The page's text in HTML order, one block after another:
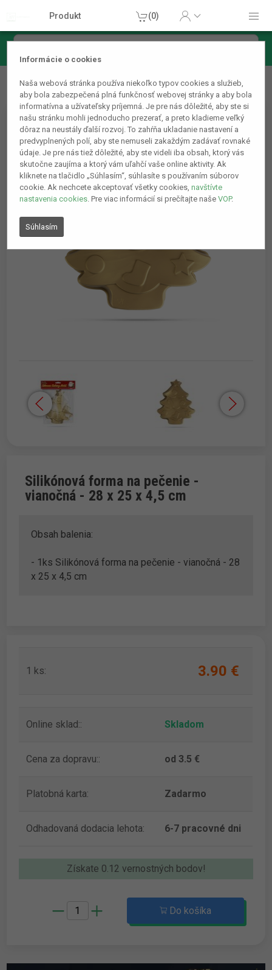
Informácie o cookies
Naša webová stránka používa niekoľko typov cookies a služieb,
aby bola zabezpečená plná funkčnosť webovej stránky a aby bola
informatívna a užívateľsky príjemná. Je pre nás dôležité, aby ste si
našu stránku mohli jednoducho prezerať, a preto kladieme veľký
dôraz na neustály ďalší rozvoj. To zahŕňa ukladanie nastavení a
predvyplnených polí, aby ste nemuseli zakaždým zadávať rovnaké
údaje. Je pre nás tiež dôležité, aby ste videli iba obsah, ktorý vás
skutočne zaujíma a ktorý vám uľahčí vaše online aktivity. Ak
kliknete na tlačidlo „Súhlasím“, súhlasíte s používaním súborov
cookie. Ak nechcete akceptovať všetky cookies,navštívte
nastavenia cookies. Pre viac informácií si prečítajte našeVOP.
Súhlasím
Produkt (0)
forma na pečenie - vianočná - 28 x 25 x 4,5 cm
Silikónová forma na pečenie -
vianočná - 28 x 25 x 4,5 cm
Obsah balenia:
- 1ks Silikónová forma na pečenie - vianočná - 28
x 25 x 4,5 cm
1 ks: 3.90 ‎€
Online sklad:: Skladom
Cena za dopravu:: od 3.5 €
Platobná karta: Zadarmo
Odhadovaná dodacia lehota: 6-7 pracovné dni
Získate 0.12 vernostných bodov!
Do košíka